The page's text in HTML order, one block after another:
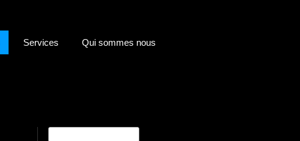
Services Qui sommes nous